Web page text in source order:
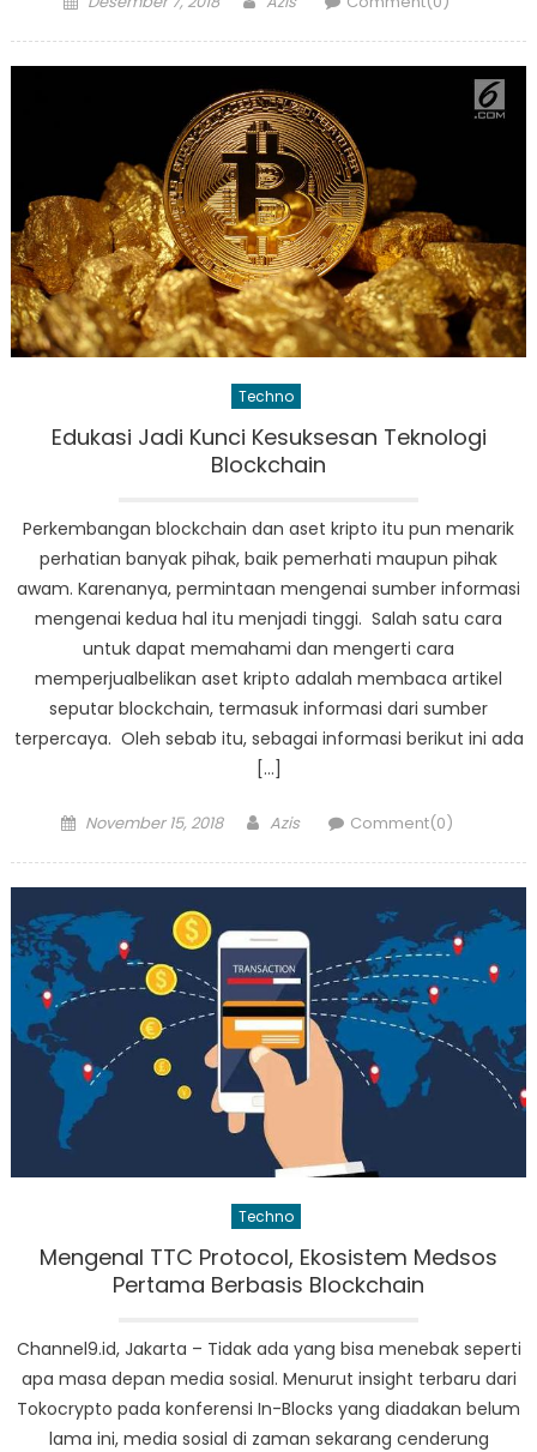
Techno
Edukasi Jadi Kunci Kesuksesan Teknologi
Blockchain
Perkembangan blockchain dan aset kripto itu pun menarik
perhatian banyak pihak, baik pemerhati maupun pihak
awam. Karenanya, permintaan mengenai sumber informasi
mengenai kedua hal itu menjadi tinggi. Salah satu cara
untuk dapat memahami dan mengerti cara
memperjualbelikan aset kripto adalah membaca artikel
seputar blockchain, termasuk informasi dari sumber
terpercaya. Oleh sebab itu, sebagai informasi berikut ini ada
[…]
Posted
November 15, 2018 Author
Azis Comment(0)
Techno
Mengenal TTC Protocol, Ekosistem Medsos
Pertama Berbasis Blockchain
Channel9.id, Jakarta – Tidak ada yang bisa menebak seperti
apa masa depan media sosial. Menurut insight terbaru dari
Tokocrypto pada konferensi In-Blocks yang diadakan belum
lama ini, media sosial di zaman sekarang cenderung